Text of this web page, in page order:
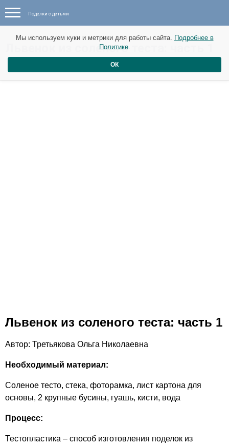
Поделки с детьми
Львенок из соленого теста: часть 1
Львенок из соленого теста: часть 1
Автор: Третьякова Ольга Николаевна
Необходимый материал:
Соленое тесто, стека, фоторамка, лист картона для
основы, 2 крупные бусины, гуашь, кисти, вода
Процесс:
Тестопластика – способ изготовления поделок из
Мы используем куки и метрики для работы сайта. Подробнее в
Политике.
ОК